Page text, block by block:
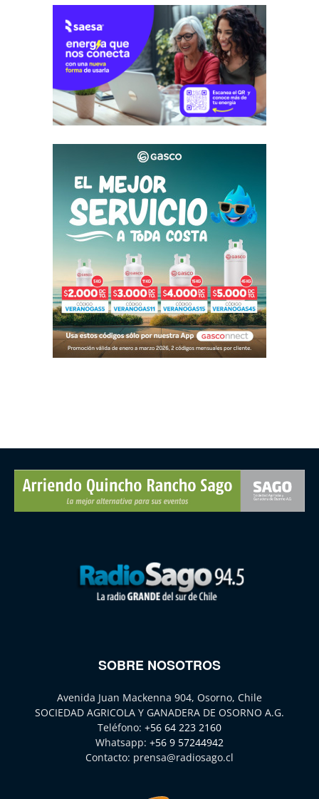
SOBRE NOSOTROS
Avenida Juan Mackenna 904, Osorno, Chile
SOCIEDAD AGRICOLA Y GANADERA DE OSORNO A.G.
Teléfono: +56 64 223 2160
Whatsapp: +56 9 57244942
Contacto: prensa@radiosago.cl